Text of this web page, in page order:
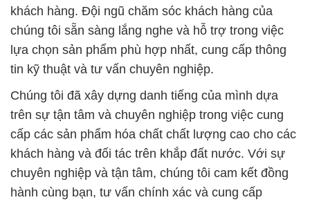
khách hàng. Đội ngũ chăm sóc khách hàng của
chúng tôi sẵn sàng lắng nghe và hỗ trợ trong việc
lựa chọn sản phẩm phù hợp nhất, cung cấp thông
tin kỹ thuật và tư vấn chuyên nghiệp.
Chúng tôi đã xây dựng danh tiếng của mình dựa
trên sự tận tâm và chuyên nghiệp trong việc cung
cấp các sản phẩm hóa chất chất lượng cao cho các
khách hàng và đối tác trên khắp đất nước. Với sự
chuyên nghiệp và tận tâm, chúng tôi cam kết đồng
hành cùng bạn, tư vấn chính xác và cung cấp